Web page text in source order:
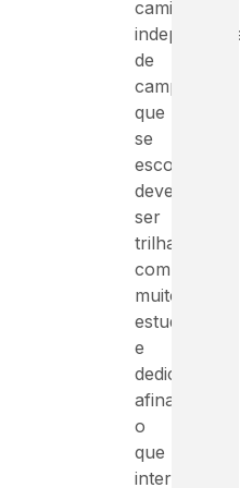
caminho,
de
campo
que
se
escolher,
deve
ser
trilhado
com
muito
estudo
e
dedicação,
afinal
o
que
interessa